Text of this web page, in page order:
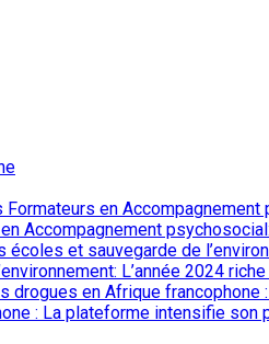
Accompagnement
L’année 2024
: La plateforme intensifie son